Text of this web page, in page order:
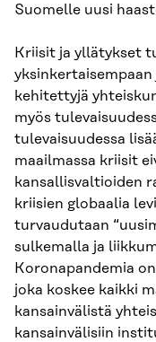
Suomelle uusi
Kriisit ja yllätykset
yksinkertaisempaan
kehitettyjä
myös
tulevaisuudessa
maailmassa kriisit
kansallisvaltioiden
kriisien globaalia
turvaudutaan
sulkemalla ja
Koronapandemia
joka koskee kaikki
kansainvälistä
kansainvälisiin